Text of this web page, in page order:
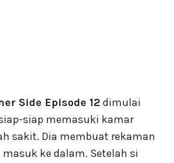
Side Episode 12 dimulai
siap memasuki kamar
sakit. Dia membuat rekaman
ke dalam. Setelah si